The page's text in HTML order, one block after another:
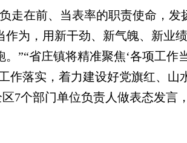
在前、当表率的职责使命，发
作为，用新干劲、新气魄、新业
。”“省庄镇将精准聚焦‘各项工作
作落实，着力建设好党旗红、山
7个部门单位负责人做表态发言